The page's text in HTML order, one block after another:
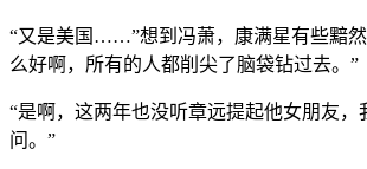
“又是美国……”想到冯萧，康满星有些黯
么好啊，所有的人都削尖了脑袋钻过去。”
“是啊，这两年也没听章远提起他女朋友，
问。”